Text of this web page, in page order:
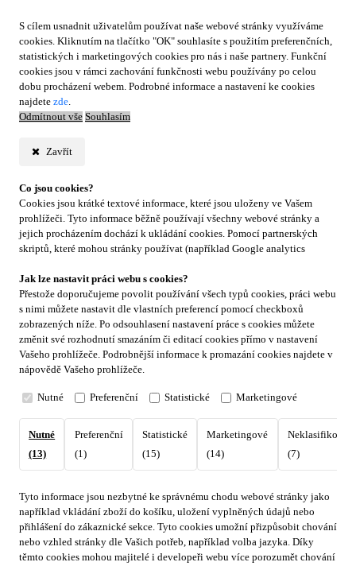
S cílem usnadnit uživatelům používat naše webové stránky využíváme
cookies. Kliknutím na tlačítko "OK" souhlasíte s použitím preferenčních,
statistických i marketingových cookies pro nás i naše partnery. Funkční
cookies jsou v rámci zachování funkčnosti webu používány po celou
dobu procházení webem. Podrobné informace a nastavení ke cookies
najdete zde.
Odmítnout vše Souhlasím
Zavřít
Co jsou cookies?
Cookies jsou krátké textové informace, které jsou uloženy ve Vašem
prohlížeči. Tyto informace běžně používají všechny webové stránky a
jejich procházením dochází k ukládání cookies. Pomocí partnerských
skriptů, které mohou stránky používat (například Google analytics
Jak lze nastavit práci webu s cookies?
Přestože doporučujeme povolit používání všech typů cookies, práci webu
s nimi můžete nastavit dle vlastních preferencí pomocí checkboxů
zobrazených níže. Po odsouhlasení nastavení práce s cookies můžete
změnit své rozhodnutí smazáním či editací cookies přímo v nastavení
Vašeho prohlížeče. Podrobnější informace k promazání cookies najdete v
nápovědě Vašeho prohlížeče.
Nutné Preferenční Statistické Marketingové
Nutné
(13)
Preferenční
(1)
Statistické
(15)
Marketingové
(14)
(7)
Tyto informace jsou nezbytné ke správnému chodu webové stránky jako
například vkládání zboží do košíku, uložení vyplněných údajů nebo
přihlášení do zákaznické sekce. Tyto cookies umožní přizpůsobit chování
nebo vzhled stránky dle Vašich potřeb, například volba jazyka. Díky
těmto cookies mohou majitelé i developeři webu více porozumět chování